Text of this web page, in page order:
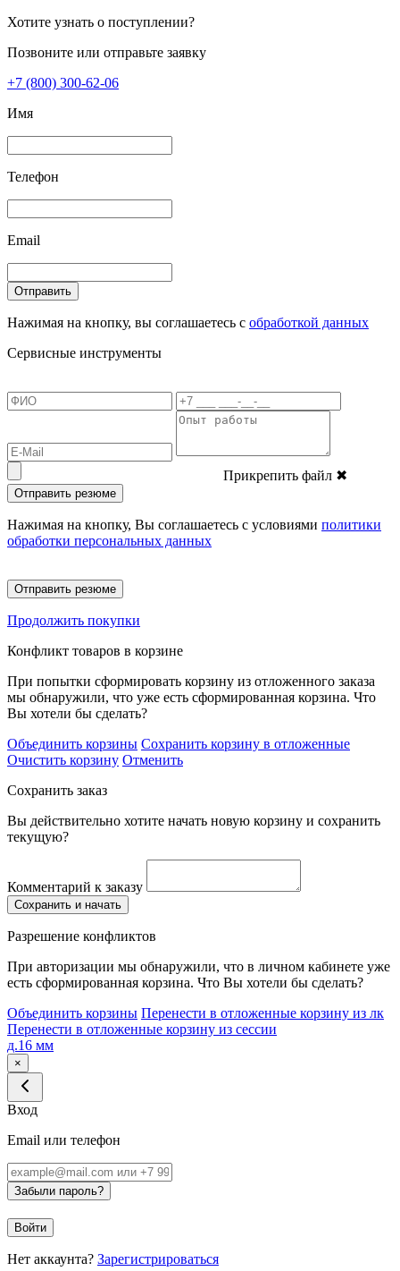
Хотите узнать о поступлении?
Позвоните или отправьте заявку
+7 (800) 300-62-06
Имя
Телефон
Email
Отправить
Нажимая на кнопку, вы соглашаетесь с обработкой данных
Сервисные инструменты
Прикрепить файл ✖
Отправить резюме
Нажимая на кнопку, Вы соглашаетесь с условиями политики
обработки персональных данных
Отправить резюме
Продолжить покупки
Конфликт товаров в корзине
При попытки сформировать корзину из отложенного заказа
мы обнаружили, что уже есть сформированная корзина. Что
Вы хотели бы сделать?
Объединить корзины Сохранить корзину в отложенные
Очистить корзину Отменить
Сохранить заказ
Вы действительно хотите начать новую корзину и сохранить
текущую?
Комментарий к заказу
Сохранить и начать
Разрешение конфликтов
При авторизации мы обнаружили, что в личном кабинете уже
есть сформированная корзина. Что Вы хотели бы сделать?
Объединить корзины Перенести в отложенные корзину из лк
Перенести в отложенные корзину из сессии
д.16 мм
×
Вход
Email или телефон
Забыли пароль?
Войти
Нет аккаунта? Зарегистрироваться